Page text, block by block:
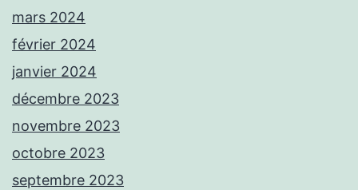
mars 2024
février 2024
janvier 2024
décembre 2023
novembre 2023
octobre 2023
septembre 2023